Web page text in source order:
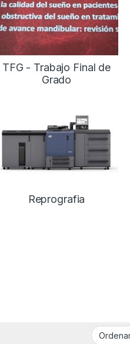
TFG - Trabajo Final de
Grado
Reprografia